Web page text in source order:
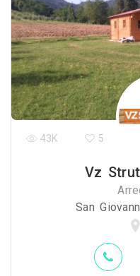
Vz
San
43K 5